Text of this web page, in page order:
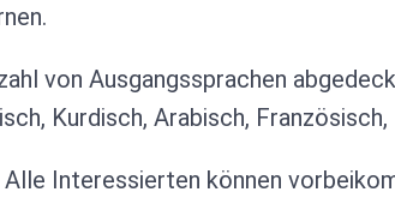
von Ausgangssprachen
Kurdisch, Arabisch,
Interessierten können